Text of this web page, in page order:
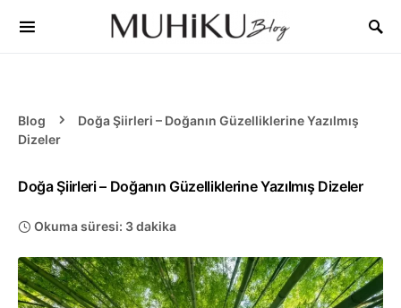
Blog
Doğa Şiirleri – Doğanın Güzelliklerine Yazılmış
Dizeler
Doğa Şiirleri – Doğanın Güzelliklerine Yazılmış Dizeler
Okuma süresi: 3 dakika